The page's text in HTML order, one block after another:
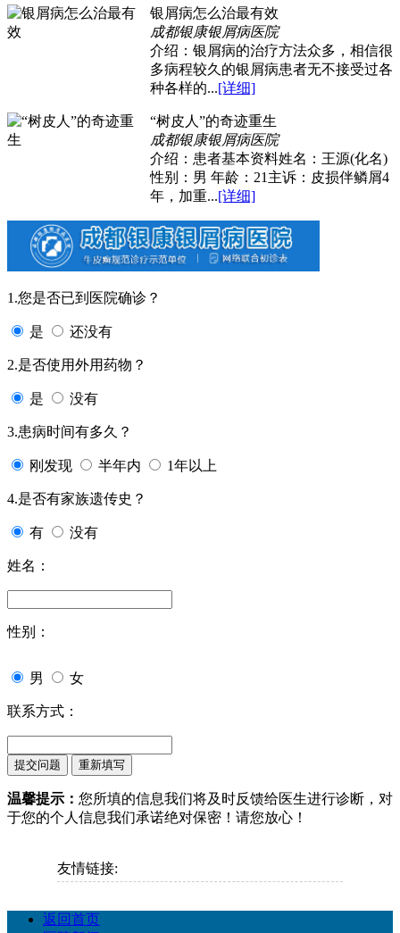
银屑病怎么治最有效
成都银康银屑病医院
介绍：银屑病的治疗方法众多，相信很
多病程较久的银屑病患者无不接受过各
种各样的...[详细]
“树皮人”的奇迹重生
成都银康银屑病医院
介绍：患者基本资料姓名：王源(化名)
性别：男 年龄：21主诉：皮损伴鳞屑4
年，加重...[详细]
1.您是否已到医院确诊？
是 还没有
2.是否使用外用药物？
是 没有
3.患病时间有多久？
刚发现 半年内 1年以上
4.是否有家族遗传史？
有 没有
姓名：
性别：
男 女
联系方式：
温馨提示： 您所填的信息我们将及时反馈给医生进行诊断，对
于您的个人信息我们承诺绝对保密！请您放心！
友情链接:
返回首页